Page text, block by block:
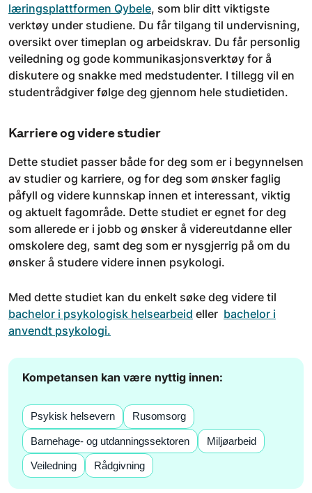
læringsplattformen Qybele, som blir ditt viktigste
verktøy under studiene. Du får tilgang til undervisning,
oversikt over timeplan og arbeidskrav. Du får personlig
veiledning og gode kommunikasjonsverktøy for å
diskutere og snakke med medstudenter. I tillegg vil en
studentrådgiver følge deg gjennom hele studietiden.
Karriere og videre studier
Dette studiet passer både for deg som er i begynnelsen
av studier og karriere, og for deg som ønsker faglig
påfyll og videre kunnskap innen et interessant, viktig
og aktuelt fagområde. Dette studiet er egnet for deg
som allerede er i jobb og ønsker å videreutdanne eller
omskolere deg, samt deg som er nysgjerrig på om du
ønsker å studere videre innen psykologi.
Med dette studiet kan du enkelt søke deg videre til
bachelor i psykologisk helsearbeid eller bachelor i
anvendt psykologi.
Kompetansen kan være nyttig innen:
Psykisk helsevern Rusomsorg
Barnehage- og utdanningssektoren Miljøarbeid
Veiledning Rådgivning